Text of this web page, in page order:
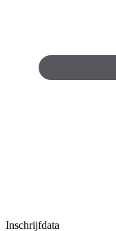
Inschrijfdata